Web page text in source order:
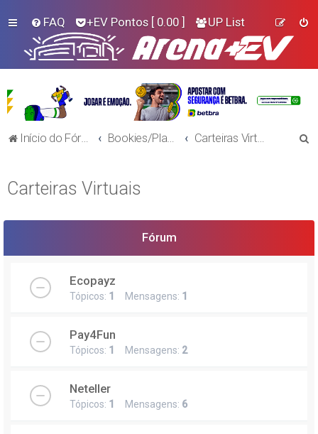
FAQ +EV Pontos [ 0.00 ] UP List
Início do Fórum!
s
Carteiras Virtuais
Fórum
Ecopayz
Tópicos: 1 Mensagens: 1
Pay4Fun
Tópicos: 1 Mensagens: 2
Neteller
Tópicos: 1 Mensagens: 6